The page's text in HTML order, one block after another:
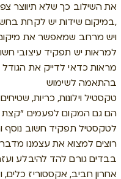
את השילוב כך שלא תיווצר
במיקום שידות יש לקחת בחשבון שנשארים מרווחי מעבר נוחים,
ויש מרחב שמאפשר את
למראות יש תפקיד עיצובי
מראות כדאי לדייק את
בהתאמה לשימוש
טקסטיל וילונות, כריות,
הם גם המקום לפעמים "קצת
לטקסטיל תפקיד חשוב
רוצים למצוא את עצמנו
בבדים גורם להד להיבלע
אחרון חביב, אקססוריז כלים,